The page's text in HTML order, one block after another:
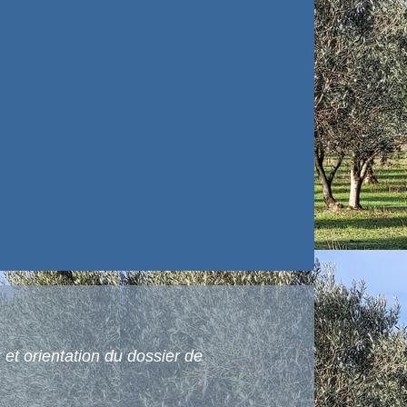
orientation du dossier de